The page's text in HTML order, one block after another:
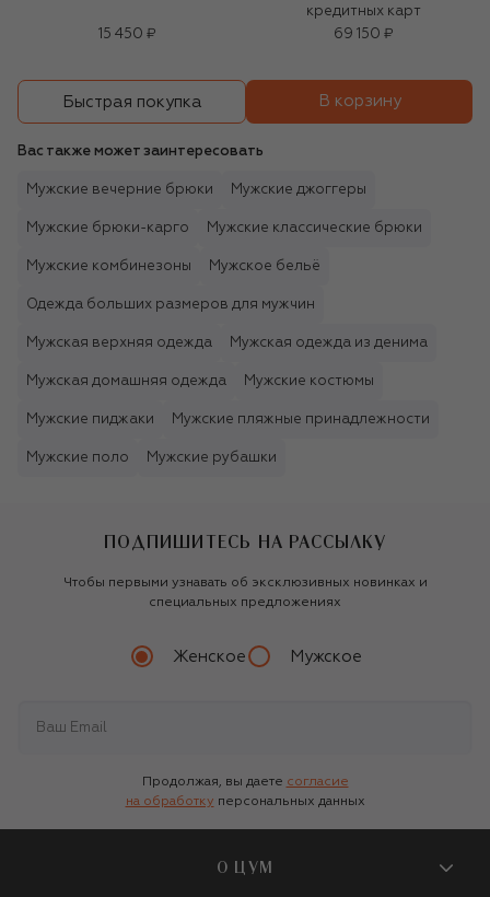
15 450 ₽
кредитных карт
69 150 ₽
Быстрая покупка В корзину
Вас также может заинтересовать
Мужские вечерние брюки Мужские джоггеры
Мужские брюки-карго Мужские классические брюки
Мужские комбинезоны Мужское бельё
Одежда больших размеров для мужчин
Мужская верхняя одежда Мужская одежда из денима
Мужская домашняя одежда Мужские костюмы
Мужские пиджаки Мужские пляжные принадлежности
Мужские поло Мужские рубашки
ПОДПИШИТЕСЬ НА РАССЫЛКУ
Чтобы первыми узнавать об эксклюзивных новинках и
специальных предложениях
Женское Мужское
Продолжая, вы даете согласие
на обработку персональных данных
О ЦУМ